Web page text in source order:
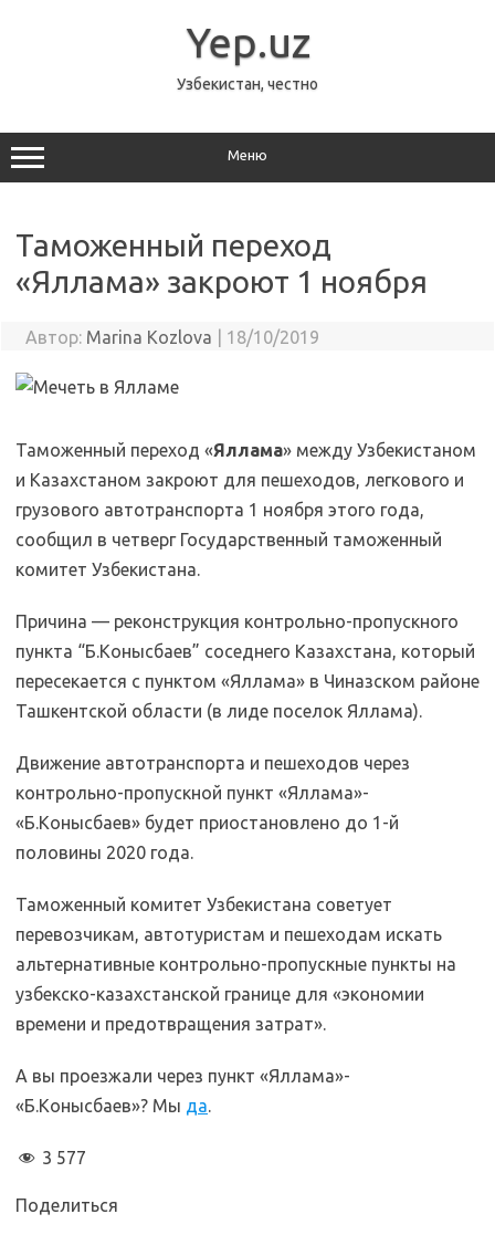
Yep.uz
Узбекистан, честно
Меню
Таможенный переход
«Яллама» закроют 1 ноября
Автор: Marina Kozlova 18/10/2019
Таможенный переход «Яллама» между Узбекистаном
и Казахстаном закроют для пешеходов, легкового и
грузового автотранспорта 1 ноября этого года,
сообщил в четверг Государственный таможенный
комитет Узбекистана.
Причина — реконструкция контрольно-пропускного
пункта “Б.Конысбаев” соседнего Казахстана, который
пересекается с пунктом «Яллама» в Чиназском районе
Ташкентской области (в лиде поселок Яллама).
Движение автотранспорта и пешеходов через
контрольно-пропускной пункт «Яллама»-
«Б.Конысбаев» будет приостановлено до 1-й
половины 2020 года.
Таможенный комитет Узбекистана советует
перевозчикам, автотуристам и пешеходам искать
альтернативные контрольно-пропускные пункты на
узбекско-казахстанской границе для «экономии
времени и предотвращения затрат».
А вы проезжали через пункт «Яллама»-
«Б.Конысбаев»? Мы да.
3 577
Поделиться